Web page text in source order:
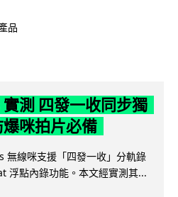
品
測 四發一收同步獨
咪拍片必備
無線咪支援「四發一收」分軌錄
浮點內錄功能。本文經實測其...